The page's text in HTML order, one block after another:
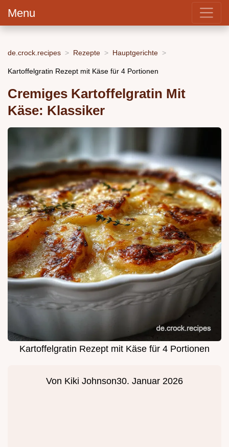
Menu
de.crock.recipes Rezepte Hauptgerichte
Kartoffelgratin Rezept mit Käse für 4 Portionen
Cremiges Kartoffelgratin Mit
Käse: Klassiker
Kartoffelgratin Rezept mit Käse für 4 Portionen
Von Kiki Johnson30. Januar 2026